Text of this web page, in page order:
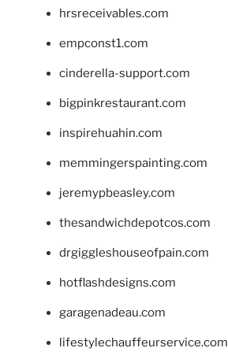
hrsreceivables.com
empconst1.com
cinderella-support.com
bigpinkrestaurant.com
inspirehuahin.com
memmingerspainting.com
jeremypbeasley.com
thesandwichdepotcos.com
drgiggleshouseofpain.com
hotflashdesigns.com
garagenadeau.com
lifestylechauffeurservice.com